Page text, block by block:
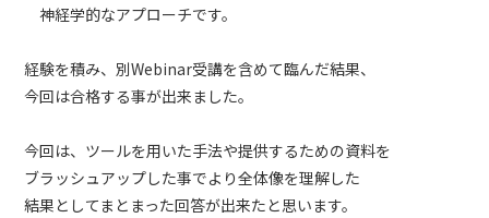
神経学的なアプローチです。
経験を積み、別Webinar受講を含めて臨んだ結果、
今回は合格する事が出来ました。
今回は、ツールを用いた手法や提供するための資料を
ブラッシュアップした事でより全体像を理解した
結果としてまとまった回答が出来たと思います。